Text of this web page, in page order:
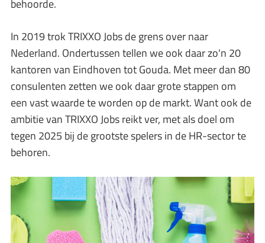
behoorde.
In 2019 trok TRIXXO Jobs de grens over naar
Nederland. Ondertussen tellen we ook daar zo'n 20
kantoren van Eindhoven tot Gouda. Met meer dan 80
consulenten zetten we ook daar grote stappen om
een vast waarde te worden op de markt. Want ook de
ambitie van TRIXXO Jobs reikt ver, met als doel om
tegen 2025 bij de grootste spelers in de HR-sector te
behoren.